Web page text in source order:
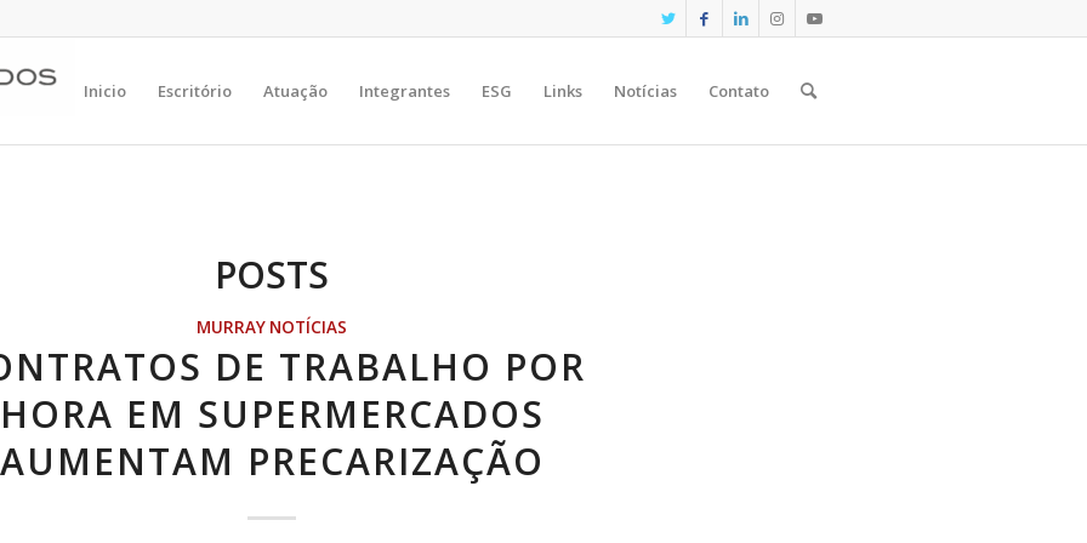
Inicio Escritório Atuação Integrantes ESG Links Notícias Contato
POSTS
MURRAY NOTÍCIAS
DE TRABALHO POR
HORA EM SUPERMERCADOS
AUMENTAM PRECARIZAÇÃO